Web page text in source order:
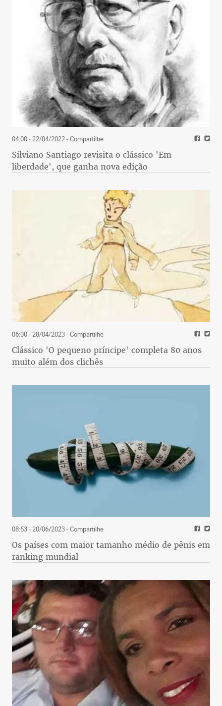
04:00 - 22/04/2022- Compartilhe
Silviano Santiago revisita o clássico 'Em
liberdade', que ganha nova edição
06:00 - 28/04/2023- Compartilhe
Clássico 'O pequeno príncipe' completa 80 anos
muito além dos clichês
08:53 - 20/06/2023- Compartilhe
Os países com maior tamanho médio de pênis em
ranking mundial